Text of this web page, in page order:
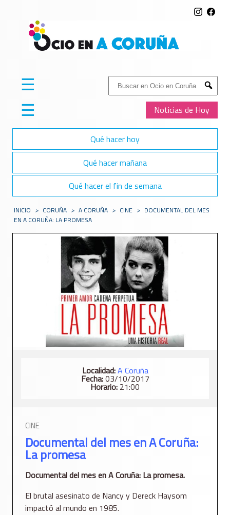
Buscar:
Submit
Noticias de Hoy
☰
☰
Qué hacer hoy
Qué hacer mañana
Qué hacer el fin de semana
INICIO > CORUÑA > A CORUÑA > CINE > DOCUMENTAL DEL MES
EN A CORUÑA: LA PROMESA
Localidad:A Coruña
Fecha:03/10/2017
Horario: 21:00
CINE
Documental del mes en A Coruña:
La promesa
Documental del mes en A Coruña: La promesa.
El brutal asesinato de Nancy y Dereck Haysom
impactó al mundo en 1985.